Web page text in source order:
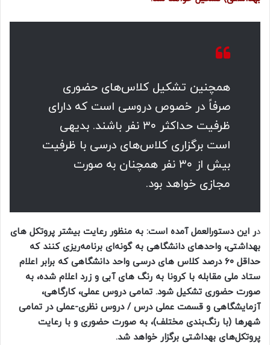
همچنین تشکیل کلاس‌های حضوری
صرفاً در خصوص دروسی است که دارای
ظرفیت حداکثر ۳۰ نفر باشند. بدیهی
است برگزاری کلاس‌های درسی با ظرفیت
بیش از ۳۰ نفر همچنان به صورت
مجازی خواهد بود.
در این دستورالعمل آمده است: به منظور رعایت بیشتر پروتکل های
بهداشتی، واحدهای دانشگاهی به گونه‌ای برنامه‌ریزی کنند که
حداقل ۶۰ درصد کلاس های درسی واحد دانشگاهی که برابر اعلام
ستاد ملی مقابله با کرونا به رنگ های آبی و زرد اعلام شده، به
صورت حضوری تشکیل شود. تمامی دروس عملی، کارگاهی،
آزمایشگاهی و قسمت عملی درس / دروس نظری-عملی در تمامی
شهرها (با رنگ‌بندی مختلف)، به صورت حضوری و با رعایت
پروتکل‌های بهداشتی برگزار خواهد شد.